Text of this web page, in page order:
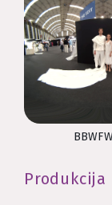
Produkcija